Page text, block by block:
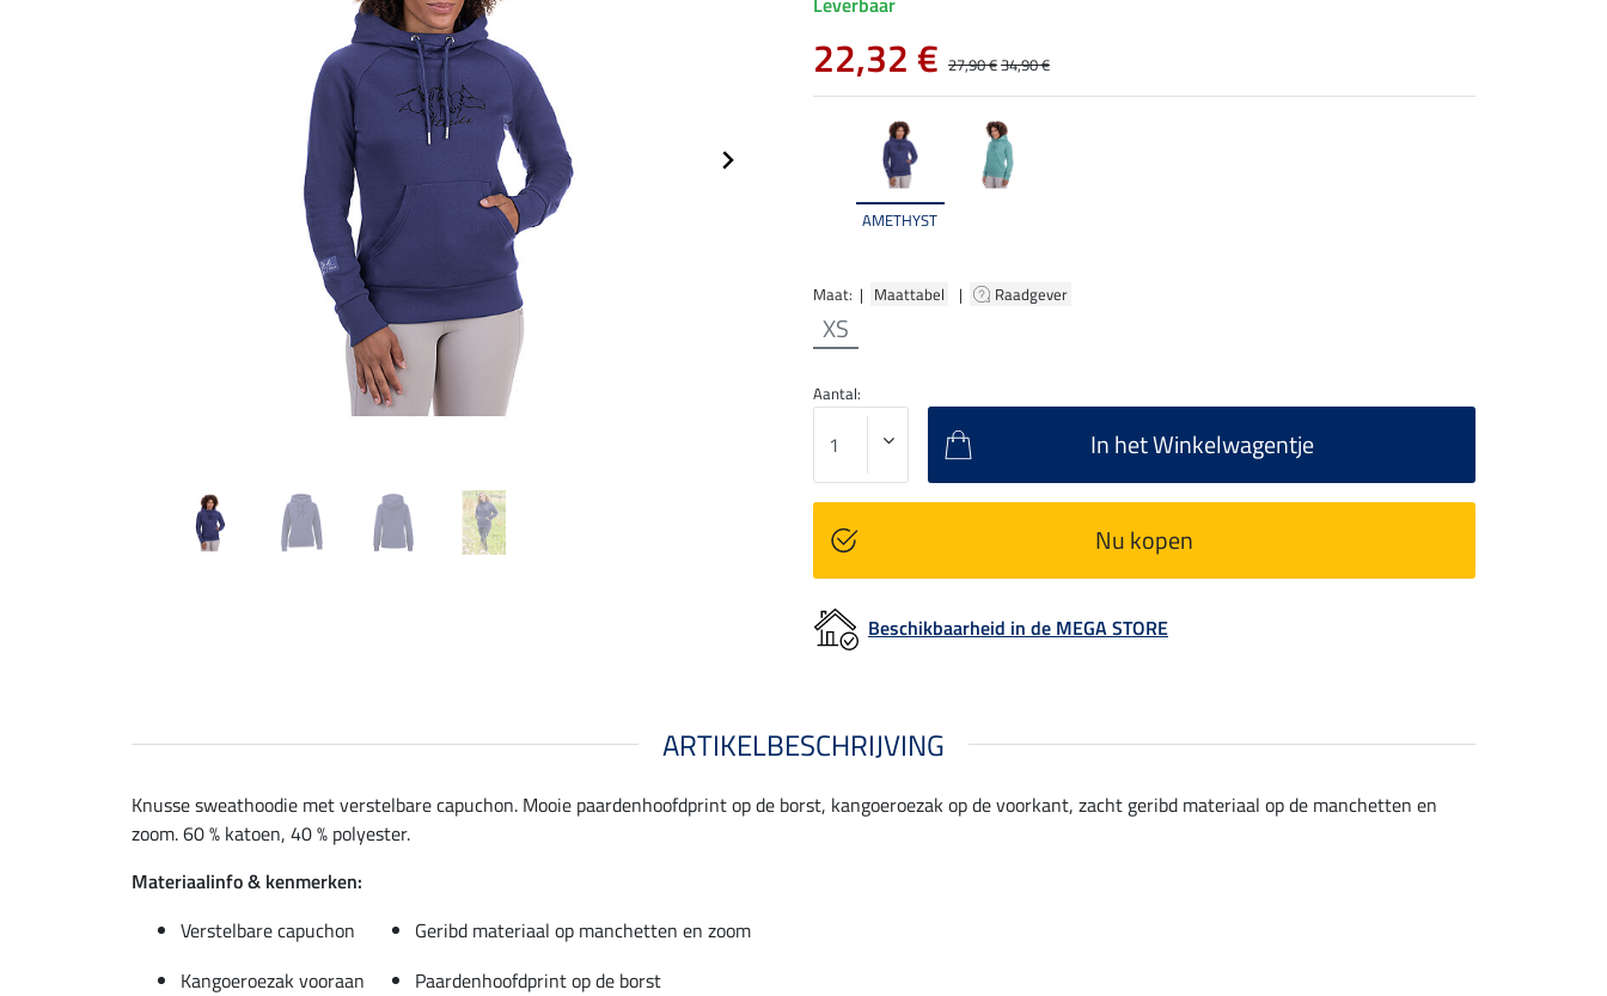
AMETHYST
Maat: | Maattabel | Raadgever
XS
22,32 € 27,90 €34,90 €
Aantal:
In het Winkelwagentje
Nu kopen
Beschikbaarheid in de MEGA STORE
ARTIKELBESCHRIJVING
Knusse sweathoodie met verstelbare capuchon. Mooie paardenhoofdprint op de borst, kangoeroezak op de voorkant, zacht geribd materiaal op de manchetten en
zoom. 60 % katoen, 40 % polyester.
Materiaalinfo & kenmerken:
Verstelbare capuchon
Geribd materiaal op manchetten en zoom
Kangoeroezak vooraan
Paardenhoofdprint op de borst